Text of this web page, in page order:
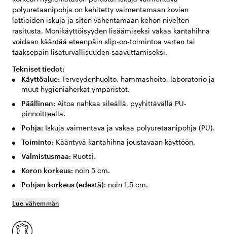
polyuretaanipohja on kehitetty vaimentamaan kovien
lattioiden iskuja ja siten vähentämään kehon nivelten
rasitusta. Monikäyttöisyyden lisäämiseksi vakaa kantahihna
voidaan kääntää eteenpäin slip-on-toimintoa varten tai
taaksepäin lisäturvallisuuden saavuttamiseksi.
Tekniset tiedot:
Käyttöalue: Terveydenhuolto, hammashoito, laboratorio ja
muut hygieniaherkät ympäristöt.
Päällinen: Aitoa nahkaa sileällä, pyyhittävällä PU-
pinnoitteella.
Pohja: Iskuja vaimentava ja vakaa polyuretaanipohja (PU).
Toiminto: Kääntyvä kantahihna joustavaan käyttöön.
Valmistusmaa: Ruotsi.
Koron korkeus: noin 5 cm.
Pohjan korkeus (edestä): noin 1,5 cm.
Lue vähemmän